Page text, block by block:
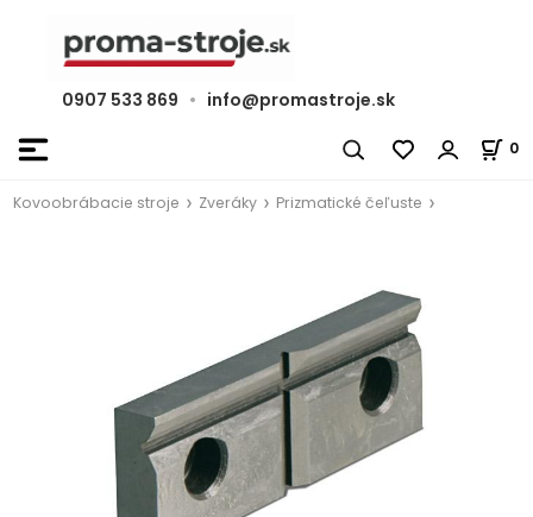
0907 533 869 • info@promastroje.sk
0
Kovoobrábacie stroje Zveráky Prizmatické čeľuste